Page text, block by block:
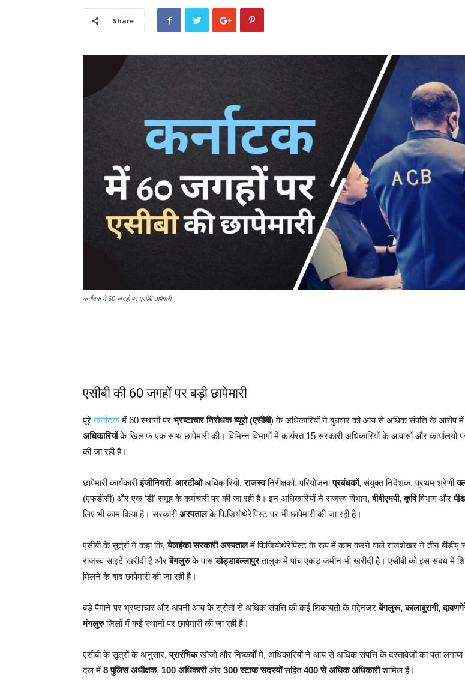
Share
कर्नाटक में 60 जगहों पर एसीबी छापेमारी
एसीबी की 60 जगहों पर बड़ी छापेमारी
पूरेकर्नाटकमें 60 स्थानों पर भ्रष्टाचार निरोधक ब्यूरो (एसीबी) के अधिकारियों ने बुधवार को आय से अधिक संपत्ति के आरोप
अधिकारियोंके खिलाफ एक साथ छापेमारी की। विभिन्न विभागों में कार्यरत 15 सरकारी अधिकारियों के आवासों और कार्यालयों
की जा रही है।
छापेमारी कार्यकारीइंजीनियरों, आरटीओअधिकारियों,राजस्वनिरीक्षकों, परियोजनाप्रबंधकों, संयुक्त निदेशक, प्रथम श्रेणी
(एफडीसी) और एक ‘डी’ समूह के कर्मचारी पर की जा रही है। इन अधिकारियों ने राजस्व विभाग,बीबीएमपी,कृषिविभाग और
लिए भी काम किया है। सरकारीअस्पतालके फिजियोथेरेपिस्ट पर भी छापेमारी की जा रही है।
एसीबी के सूत्रों ने कहा कि,येलहंका सरकारी अस्पतालमें फिजियोथेरेपिस्ट के रूप में काम करने वाले राजशेखर ने तीन बीडीए
राजस्व साइटें खरीदी हैं औरबेंगलुरुके पासडोड्डाबल्लापुरतालुक में पांच एकड़ जमीन भी खरीदी है। एसीबी को इस संबंध में
मिलने के बाद छापेमारी की जा रही है।
बड़े पैमाने पर भ्रष्टाचार और अपनी आय के स्रोतों से अधिक संपत्ति की कई शिकायतों के मद्देनजरबेंगलुरू, कालाबुरागी,
मंगलुरुजिलों में कई स्थानों पर छापेमारी की जा रही है।
एसीबी के सूत्रों के अनुसार,प्रारंभिकखोजों और निष्कर्षों में, अधिकारियों ने आय से अधिक संपत्ति के दस्तावेजों का पता
दल में 8 पुलिस अधीक्षक, 100 अधिकारीऔर 300 स्टाफ सदस्योंसहित400 से अधिक अधिकारीशामिल हैं।